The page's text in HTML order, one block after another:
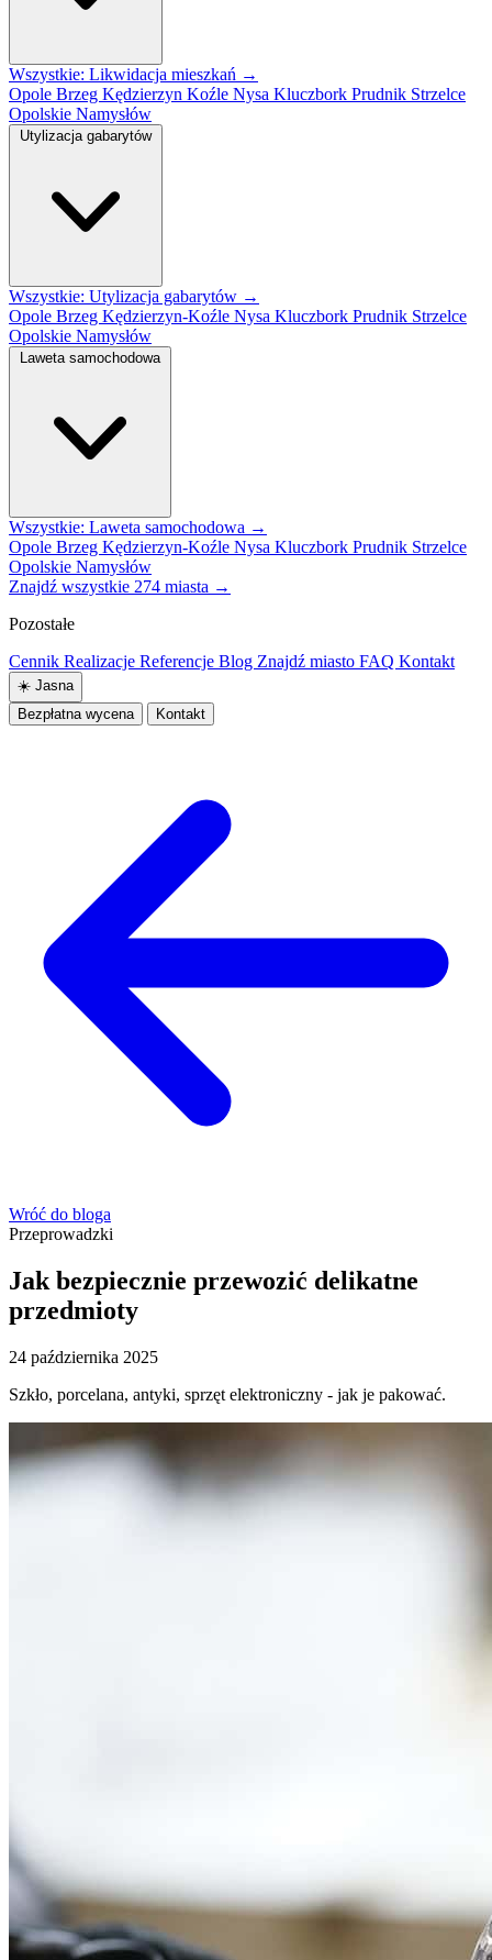
Wszystkie: Likwidacja mieszkań →
Opole Brzeg Kędzierzyn Koźle Nysa Kluczbork Prudnik Strzelce
Opolskie Namysłów
Utylizacja gabarytów
Wszystkie: Utylizacja gabarytów →
Opole Brzeg Kędzierzyn-Koźle Nysa Kluczbork Prudnik Strzelce
Opolskie Namysłów
Laweta samochodowa
Wszystkie: Laweta samochodowa →
Opole Brzeg Kędzierzyn-Koźle Nysa Kluczbork Prudnik Strzelce
Opolskie Namysłów
Znajdź wszystkie 274 miasta →
Pozostałe
Cennik Realizacje Referencje Blog Znajdź miasto FAQ Kontakt
☀️ Jasna
Bezpłatna wycena
Kontakt
Wróć do bloga
Przeprowadzki
Jak bezpiecznie przewozić delikatne
przedmioty
24 października 2025
Szkło, porcelana, antyki, sprzęt elektroniczny - jak je pakować.